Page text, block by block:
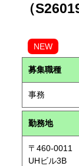
（
NEW
募集職種
事務
勤務地
〒460-0011
UHビル3B